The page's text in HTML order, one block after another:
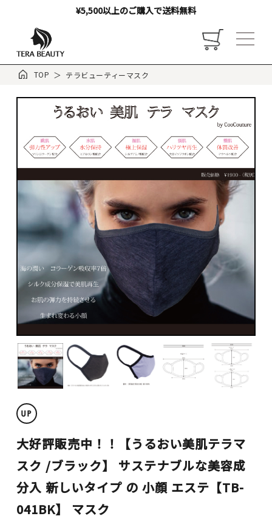
¥5,500以上のご購入で送料無料
TOP テラビューティーマスク
大好評販売中！！【うるおい美肌テラマ
スク /ブラック】 サステナブルな美容成
分入 新しいタイプ の 小顔 エステ【TB-
041BK】 マスク
お店について
ご利用ガイド
お客様の声
お問い合わせ
2025再発売♪
2024新商品